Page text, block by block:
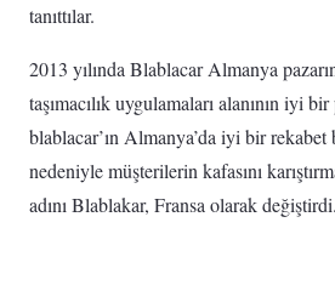
tanıttılar.
2013 yılında Blablacar Almanya
taşımacılık uygulamaları alanının iyi
blablacar’ın Almanya’da iyi bir rekabet
nedeniyle müşterilerin kafasını
adını Blablakar, Fransa olarak değiştirdi.